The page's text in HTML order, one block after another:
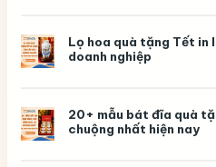
Tràng
–
ra
trường
Lọ hoa quà tặng Tết in
doanh nghiệp
20+ mẫu bát đĩa quà
chuộng nhất hiện nay